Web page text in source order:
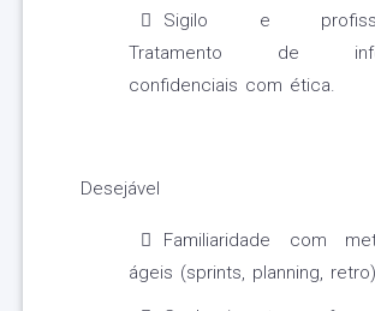
Sigilo e
Tratamento de
confidenciais com ética.
Desejável
Familiaridade com
ágeis (sprints, planning,